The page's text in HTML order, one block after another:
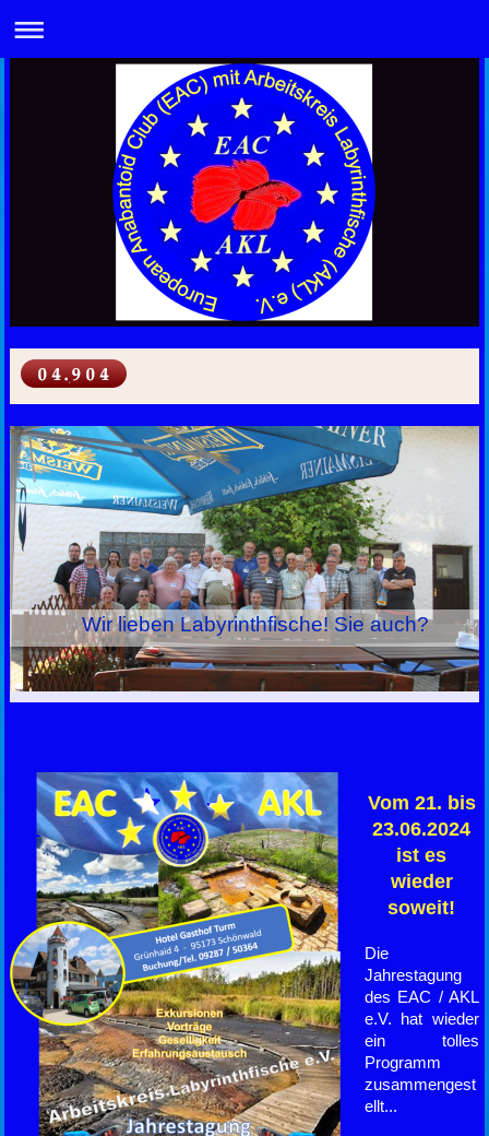
Wir lieben Labyrinthfische! Sie auch?
Vom 21. bis
23.06.2024
ist es
wieder
soweit!
Die
Jahrestagung
des EAC / AKL
e.V. hat wieder
ein tolles
Programm
zusammengest
ellt...